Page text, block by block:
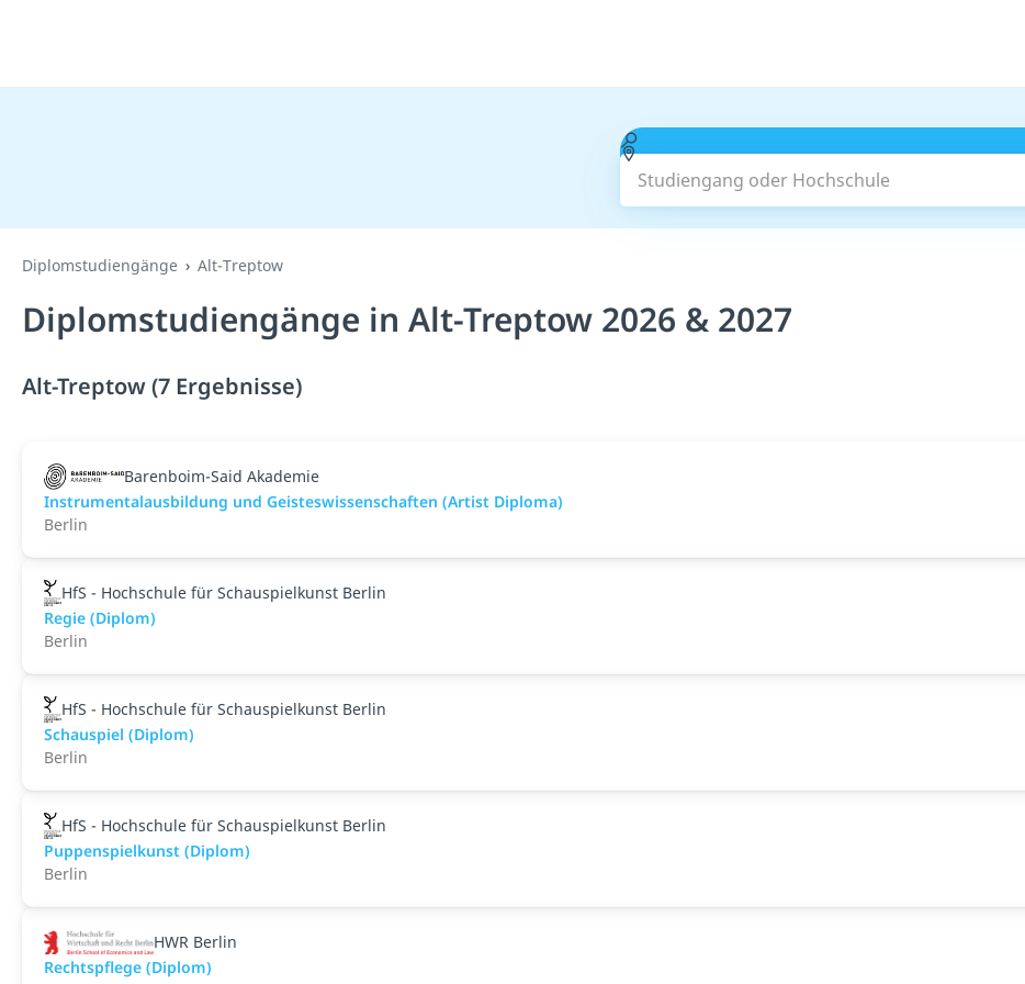
Studiengang oder Hochschule
Diplomstudiengänge Alt-Treptow
Diplomstudiengänge in Alt-Treptow 2026 & 2027
Alt-Treptow (7 Ergebnisse)
Barenboim-Said Akademie
Instrumentalausbildung und Geisteswissenschaften (Artist Diploma)
Berlin
HfS - Hochschule für Schauspielkunst Berlin
Regie (Diplom)
Berlin
HfS - Hochschule für Schauspielkunst Berlin
Schauspiel (Diplom)
Berlin
HfS - Hochschule für Schauspielkunst Berlin
Puppenspielkunst (Diplom)
Berlin
HWR Berlin
Rechtspflege (Diplom)